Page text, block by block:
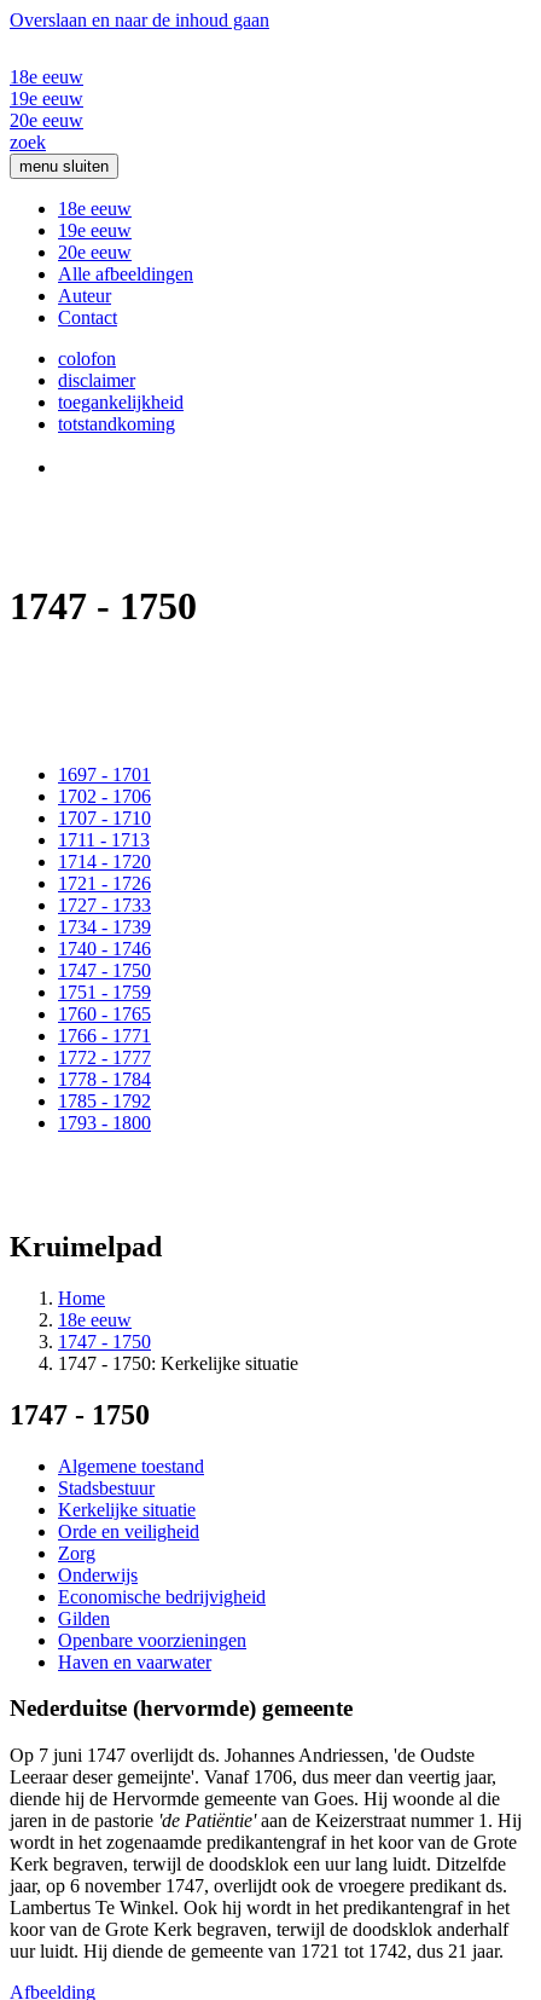
Overslaan en naar de inhoud gaan
18e eeuw
19e eeuw
20e eeuw
zoek
menu sluiten
18e eeuw
19e eeuw
20e eeuw
Alle afbeeldingen
Auteur
Contact
colofon
disclaimer
toegankelijkheid
totstandkoming
1747 - 1750
1697 - 1701
1702 - 1706
1707 - 1710
1711 - 1713
1714 - 1720
1721 - 1726
1727 - 1733
1734 - 1739
1740 - 1746
1747 - 1750
1751 - 1759
1760 - 1765
1766 - 1771
1772 - 1777
1778 - 1784
1785 - 1792
1793 - 1800
Kruimelpad
Home
18e eeuw
1747 - 1750
1747 - 1750: Kerkelijke situatie
1747 - 1750
Algemene toestand
Stadsbestuur
Kerkelijke situatie
Orde en veiligheid
Zorg
Onderwijs
Economische bedrijvigheid
Gilden
Openbare voorzieningen
Haven en vaarwater
Nederduitse (hervormde) gemeente
Op 7 juni 1747 overlijdt ds. Johannes Andriessen, 'de Oudste
Leeraar deser gemeijnte'. Vanaf 1706, dus meer dan veertig jaar,
diende hij de Hervormde gemeente van Goes. Hij woonde al die
jaren in de pastorie 'de Patiëntie'aan de Keizerstraat nummer 1. Hij
wordt in het zogenaamde predikantengraf in het koor van de Grote
Kerk begraven, terwijl de doodsklok een uur lang luidt. Ditzelfde
jaar, op 6 november 1747, overlijdt ook de vroegere predikant ds.
Lambertus Te Winkel. Ook hij wordt in het predikantengraf in het
koor van de Grote Kerk begraven, terwijl de doodsklok anderhalf
uur luidt. Hij diende de gemeente van 1721 tot 1742, dus 21 jaar.
Afbeelding